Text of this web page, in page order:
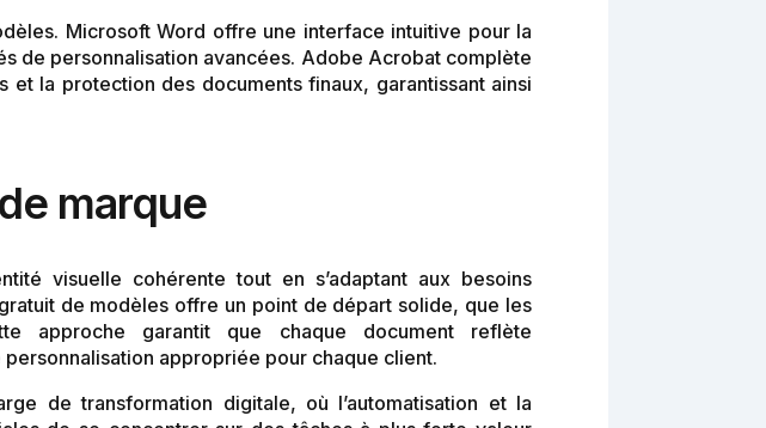
Microsoft Word offre une interface intuitive pour la
de personnalisation avancées. Adobe Acrobat complète
la protection des documents finaux, garantissant ainsi
marque
visuelle cohérente tout en s’adaptant aux besoins
de modèles offre un point de départ solide, que les
approche garantit que chaque document reflète
appropriée pour chaque client.
de transformation digitale, où l’automatisation et la